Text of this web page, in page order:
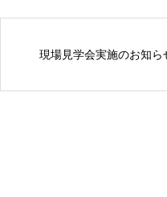
現場見学会実施のお知ら